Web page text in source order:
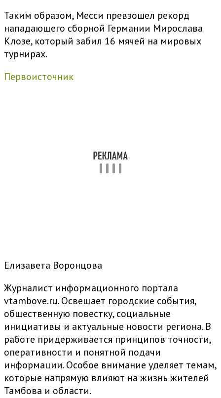
Таким образом, Месси превзошел рекорд
нападающего сборной Германии Мирослава
Клозе, который забил 16 мячей на мировых
турнирах.
Первоисточник
Елизавета Воронцова
Журналист информационного портала
vtambove.ru. Освещает городские события,
общественную повестку, социальные
инициативы и актуальные новости региона. В
работе придерживается принципов точности,
оперативности и понятной подачи
информации. Особое внимание уделяет темам,
которые напрямую влияют на жизнь жителей
Тамбова и области.